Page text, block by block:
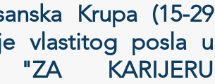
Krupa (15-29
vlastitog posla u
KARIJERU